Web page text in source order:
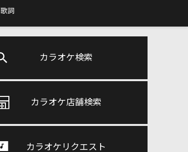
歌詞
カラオケ検索
カラオケ店舗検索
カラオケリクエスト